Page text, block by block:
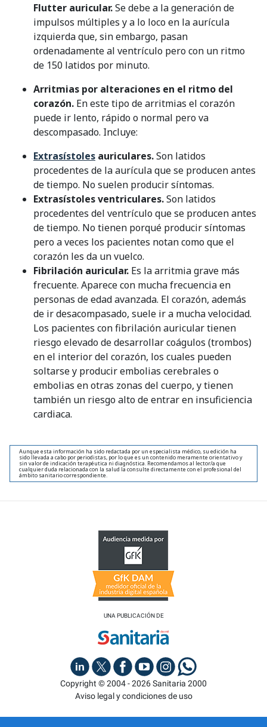
Flutter auricular.Se debe a la generación de
impulsos múltiples y a lo loco en la aurícula
izquierda que, sin embargo, pasan
ordenadamente al ventrículo pero con un ritmo
de 150 latidos por minuto.
Arritmias por alteraciones en el ritmo del
corazón. En este tipo de arritmias el corazón
puede ir lento, rápido o normal pero va
descompasado. Incluye:
Extrasístoles auriculares.Son latidos
procedentes de la aurícula que se producen antes
de tiempo. No suelen producir síntomas.
Extrasístoles ventriculares.Son latidos
procedentes del ventrículo que se producen antes
de tiempo. No tienen porqué producir síntomas
pero a veces los pacientes notan como que el
corazón les da un vuelco.
Fibrilación auricular. Es la arritmia grave más
frecuente. Aparece con mucha frecuencia en
personas de edad avanzada. El corazón, además
de ir desacompasado, suele ir a mucha velocidad.
Los pacientes con fibrilación auricular tienen
riesgo elevado de desarrollar coágulos (trombos)
en el interior del corazón, los cuales pueden
soltarse y producir embolias cerebrales o
embolias en otras zonas del cuerpo, y tienen
también un riesgo alto de entrar en insuficiencia
cardiaca.
Aunque esta información ha sido redactada por un especialista médico, su edición ha
sido llevada a cabo por periodistas, por lo que es un contenido meramente orientativo y
sin valor de indicación terapéutica ni diagnóstica. Recomendamos al lector/a que
cualquier duda relacionada con la salud la consulte directamente con el profesional del
ámbito sanitario correspondiente.
UNA PUBLICACIÓN DE
Copyright © 2004 - 2026 Sanitaria 2000
Aviso legal y condiciones de uso